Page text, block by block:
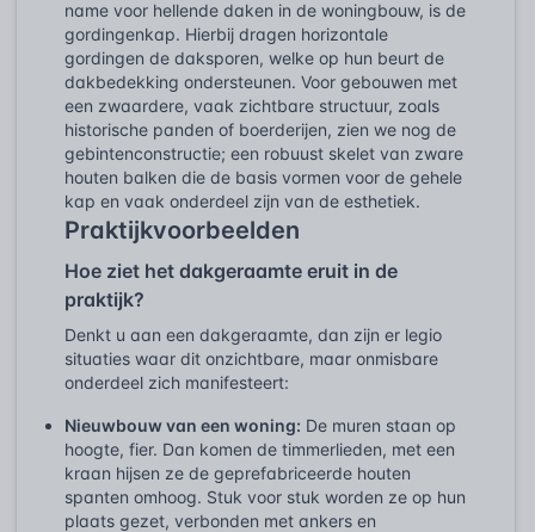
name voor hellende daken in de woningbouw, is de
gordingenkap. Hierbij dragen horizontale
gordingen de daksporen, welke op hun beurt de
dakbedekking ondersteunen. Voor gebouwen met
een zwaardere, vaak zichtbare structuur, zoals
historische panden of boerderijen, zien we nog de
gebintenconstructie; een robuust skelet van zware
houten balken die de basis vormen voor de gehele
kap en vaak onderdeel zijn van de esthetiek.
Praktijkvoorbeelden
Hoe ziet het dakgeraamte eruit in de
praktijk?
Denkt u aan een dakgeraamte, dan zijn er legio
situaties waar dit onzichtbare, maar onmisbare
onderdeel zich manifesteert:
Nieuwbouw van een woning: De muren staan op
hoogte, fier. Dan komen de timmerlieden, met een
kraan hijsen ze de geprefabriceerde houten
spanten omhoog. Stuk voor stuk worden ze op hun
plaats gezet, verbonden met ankers en